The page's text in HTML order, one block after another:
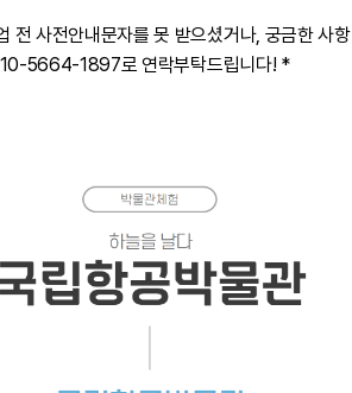
전 사전안내문자를 못 받으셨거나, 궁금한 사항
5664-1897로 연락부탁드립니다! *